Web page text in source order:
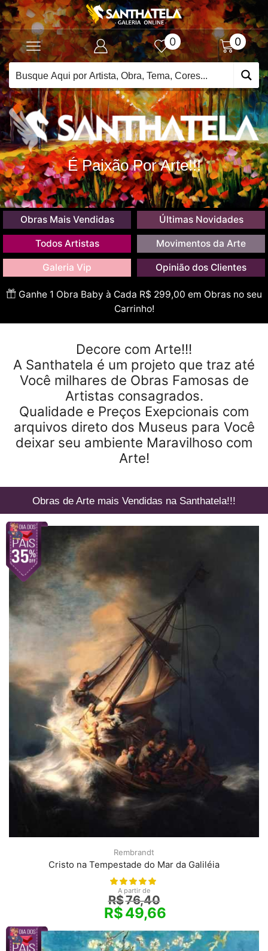
0 0
É Paixão Por Arte!!!
Obras Mais Vendidas Últimas Novidades
Todos Artistas Movimentos da Arte
Galeria Vip Opinião dos Clientes
Ganhe 1 Obra Baby à Cada R$ 299,00 em Obras no seu
Carrinho!
Decore com Arte!!!
A Santhatela é um projeto que traz até
Você milhares de Obras Famosas de
Artistas consagrados.
Qualidade e Preços Exepcionais com
arquivos direto dos Museus para Você
deixar seu ambiente Maravilhoso com
Arte!
Obras de Arte mais Vendidas na Santhatela!!!
Rembrandt
Cristo na Tempestade do Mar da Galiléia
A partir de
R$76,40
R$49,66